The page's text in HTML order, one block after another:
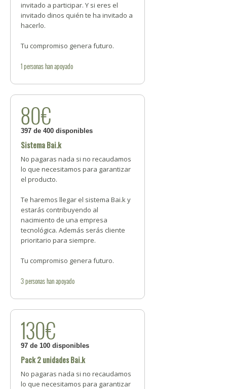
invitado a participar. Y si eres el
invitado dinos quién te ha invitado a
hacerlo.
Tu compromiso genera futuro.
1personashan apoyado
80€
397 de 400 disponibles
Sistema Bai.k
No pagaras nada si no recaudamos
lo que necesitamos para garantizar
el producto.
Te haremos llegar el sistema Bai.k y
estarás contribuyendo al
nacimiento de una empresa
tecnológica. Además serás cliente
prioritario para siempre.
Tu compromiso genera futuro.
3personashan apoyado
130€
97 de 100 disponibles
Pack 2 unidades Bai.k
No pagaras nada si no recaudamos
lo que necesitamos para garantizar